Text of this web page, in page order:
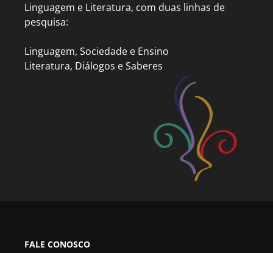
Linguagem e Literatura, com duas linhas de
pesquisa:
Linguagem, Sociedade e Ensino
Literatura, Diálogos e Saberes
FALE CONOSCO